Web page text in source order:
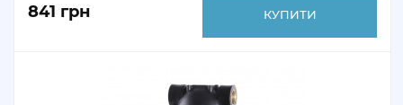
841 грн КУПИТИ